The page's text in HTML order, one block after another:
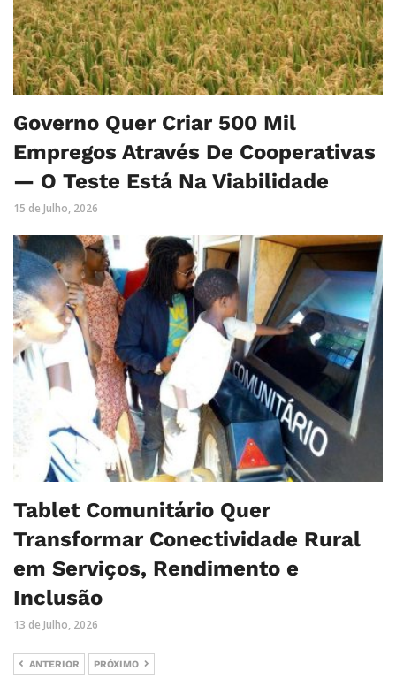
Governo Quer Criar 500 Mil
Empregos Através De Cooperativas
— O Teste Está Na Viabilidade
15 de Julho, 2026
Tablet Comunitário Quer
Transformar Conectividade Rural
em Serviços, Rendimento e
Inclusão
13 de Julho, 2026
ANTERIOR PRÓXIMO